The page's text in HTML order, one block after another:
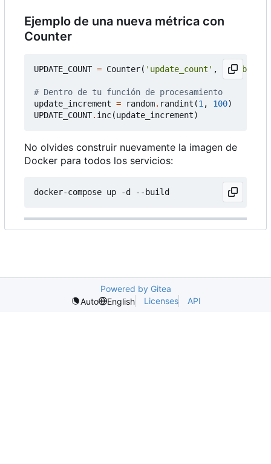
Ejemplo de una nueva métrica con
Counter
UPDATE_COUNT = Counter( 'update_count' , 'Number
# Dentro de tu función de procesamiento
update_increment = random. randint (1 , 100)
UPDATE_COUNT. inc(update_increment)
No olvides construir nuevamente la imagen de
Docker para todos los servicios:
Powered by Gitea
Auto
English Licenses API